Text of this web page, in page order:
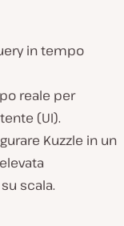
in tempo
reale per
(UI).
Kuzzle in un
scala.